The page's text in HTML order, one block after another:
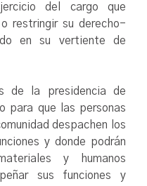
del cargo que
restringir su derecho-
en su vertiente de
de la presidencia de
para que las personas
despachen los
y donde podrán
y humanos
sus funciones y